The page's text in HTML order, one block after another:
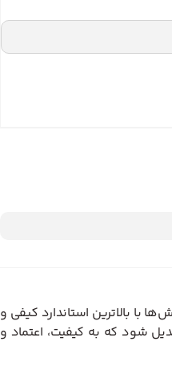
بالاترین استاندارد کیفی و
شود که به کیفیت، اعتماد و